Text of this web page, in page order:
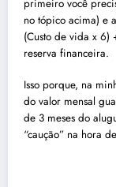
primeiro você
no tópico acima) e
(Custo de vida x 6)
reserva financeira.
Isso porque, na
do valor mensal
de 3 meses do
“caução” na hora